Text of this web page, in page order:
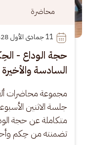
محاضرة
11
حجة الوداع -
السادسة والأخيرة
مجموعة محاضرات
جلسة الاثنين
متكاملة عن حجة
تضمنته من حِكم